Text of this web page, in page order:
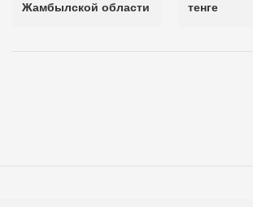
Жамбылской области
тенге